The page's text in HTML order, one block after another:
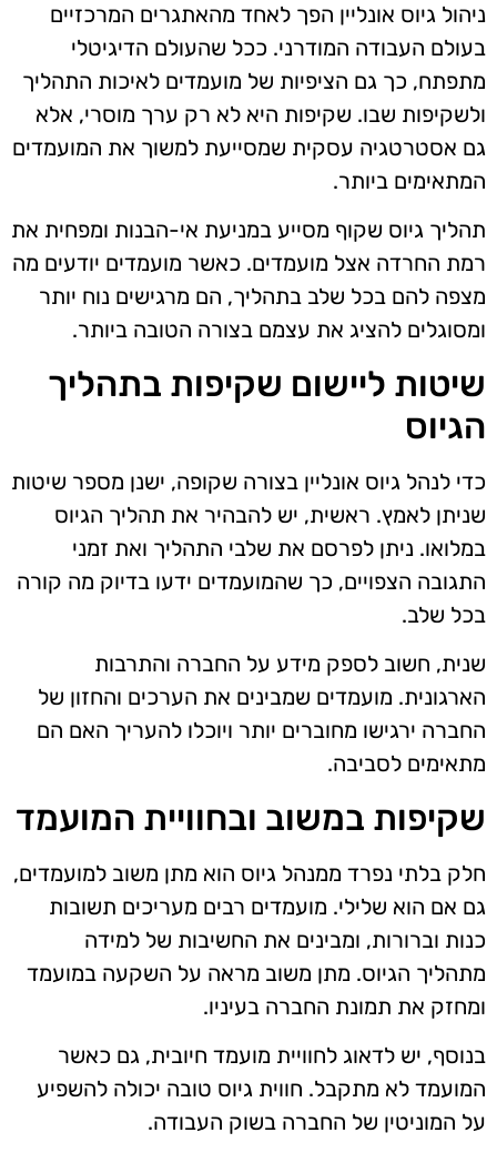
ניהול גיוס אונליין הפך לאחד מהאתגרים המרכזיים
בעולם העבודה המודרני. ככל שהעולם הדיגיטלי
מתפתח, כך גם הציפיות של מועמדים לאיכות התהליך
ולשקיפות שבו. שקיפות היא לא רק ערך מוסרי, אלא
גם אסטרטגיה עסקית שמסייעת למשוך את המועמדים
המתאימים ביותר.
תהליך גיוס שקוף מסייע במניעת אי-הבנות ומפחית את
רמת החרדה אצל מועמדים. כאשר מועמדים יודעים מה
מצפה להם בכל שלב בתהליך, הם מרגישים נוח יותר
ומסוגלים להציג את עצמם בצורה הטובה ביותר.
שיטות ליישום שקיפות בתהליך
הגיוס
כדי לנהל גיוס אונליין בצורה שקופה, ישנן מספר שיטות
שניתן לאמץ. ראשית, יש להבהיר את תהליך הגיוס
במלואו. ניתן לפרסם את שלבי התהליך ואת זמני
התגובה הצפויים, כך שהמועמדים ידעו בדיוק מה קורה
בכל שלב.
שנית, חשוב לספק מידע על החברה והתרבות
הארגונית. מועמדים שמבינים את הערכים והחזון של
החברה ירגישו מחוברים יותר ויוכלו להעריך האם הם
מתאימים לסביבה.
שקיפות במשוב ובחוויית המועמד
חלק בלתי נפרד ממנהל גיוס הוא מתן משוב למועמדים,
גם אם הוא שלילי. מועמדים רבים מעריכים תשובות
כנות וברורות, ומבינים את החשיבות של למידה
מתהליך הגיוס. מתן משוב מראה על השקעה במועמד
ומחזק את תמונת החברה בעיניו.
בנוסף, יש לדאוג לחוויית מועמד חיובית, גם כאשר
המועמד לא מתקבל. חווית גיוס טובה יכולה להשפיע
על המוניטין של החברה בשוק העבודה.